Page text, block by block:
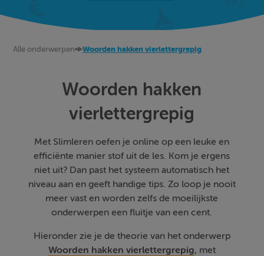
Alle onderwerpen Woorden hakken vierlettergrepig
Woorden hakken
vierlettergrepig
Met Slimleren oefen je online op een leuke en
efficiënte manier stof uit de les. Kom je ergens
niet uit? Dan past het systeem automatisch het
niveau aan en geeft handige tips. Zo loop je nooit
meer vast en worden zelfs de moeilijkste
onderwerpen een fluitje van een cent.
Hieronder zie je de theorie van het onderwerp
Woorden hakken vierlettergrepig, met